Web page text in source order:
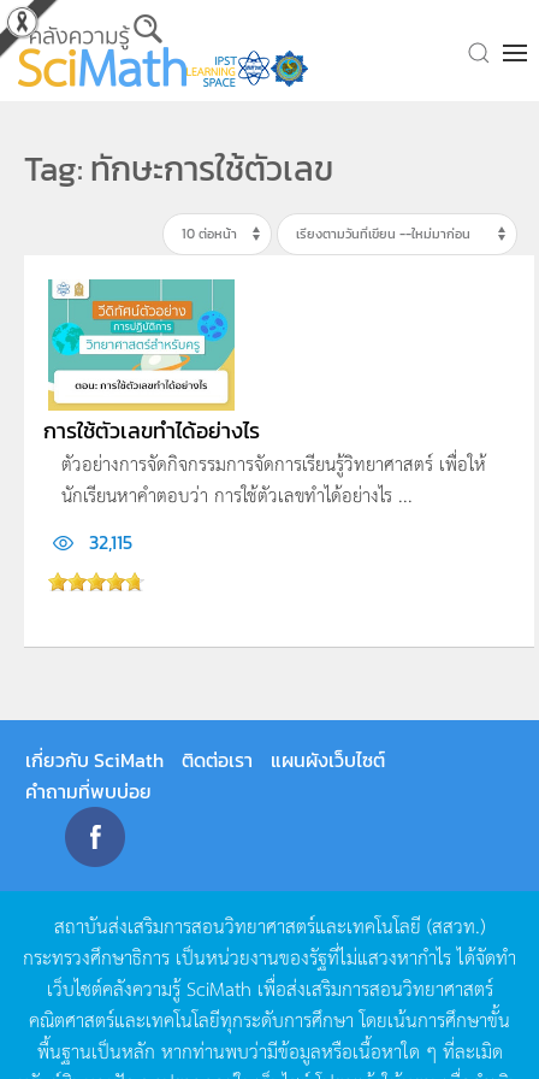
Skip to main content
Tag: ทักษะการใช้ตัวเลข
การใช้ตัวเลขทำได้อย่างไร
ตัวอย่างการจัดกิจกรรมการจัดการเรียนรู้วิทยาศาสตร์ เพื่อให้
นักเรียนหาคำตอบว่า การใช้ตัวเลขทำได้อย่างไร ...
32,115
เกี่ยวกับ SciMath ติดต่อเรา
แผนผังเว็บไซต์
คำถามที่พบบ่อย
สถาบันส่งเสริมการสอนวิทยาศาสตร์และเทคโนโลยี (สสวท.)
กระทรวงศึกษาธิการ เป็นหน่วยงานของรัฐที่ไม่แสวงหากำไรได้จัดทำ
เว็บไซต์คลังความรู้SciMath เพื่อส่งเสริมการสอนวิทยาศาสตร์
คณิตศาสตร์และเทคโนโลยีทุกระดับการศึกษา โดยเน้นการศึกษาขั้น
พื้นฐานเป็นหลัก หากท่านพบว่ามีข้อมูลหรือเนื้อหาใด ๆ ที่ละเมิด